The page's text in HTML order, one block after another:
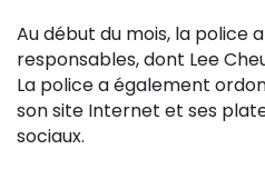
Au début du mois, la police
responsables, dont Lee
La police a également
son site Internet et ses
sociaux.